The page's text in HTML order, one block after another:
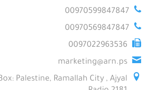
00970599847847
00970569847847
0097022963536
marketing@arn.ps
Palestine, Ramallah City , Ajyal